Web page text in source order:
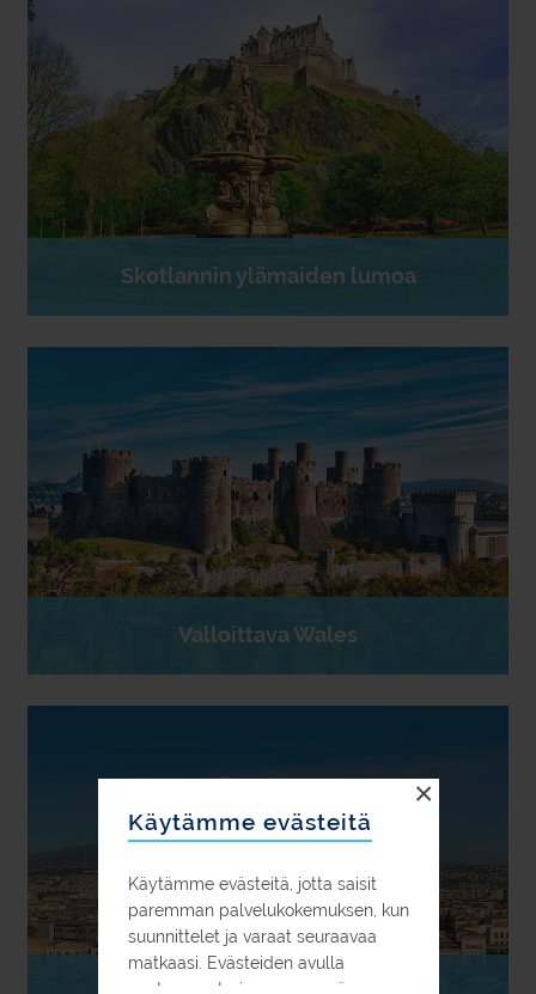
Käytämme evästeitä
Käytämme evästeitä, jotta saisit
paremman palvelukokemuksen, kun
suunnittelet ja varaat seuraavaa
matkaasi. Evästeiden avulla
pystymme tarjoamaan myös
×
Skotlannin ylämaiden lumoa
Valloittava Wales